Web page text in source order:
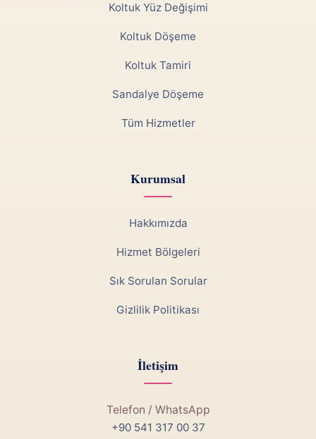
Koltuk Yüz Değişimi
Koltuk Döşeme
Koltuk Tamiri
Sandalye Döşeme
Tüm Hizmetler
Kurumsal
Hakkımızda
Hizmet Bölgeleri
Sık Sorulan Sorular
Gizlilik Politikası
İletişim
Telefon / WhatsApp
+90 541 317 00 37